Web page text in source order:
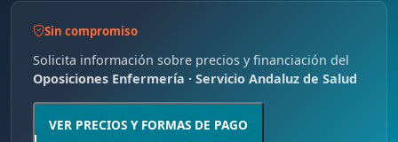
Sin compromiso
Solicita información sobre precios y financiación del
Oposiciones Enfermería · Servicio Andaluz de Salud
VER PRECIOS Y FORMAS DE PAGO